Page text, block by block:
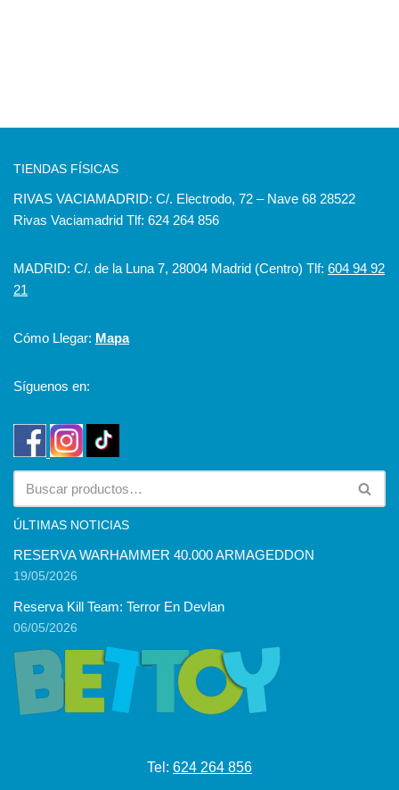
TIENDAS FÍSICAS
RIVAS VACIAMADRID: C/. Electrodo, 72 – Nave 68 28522
Rivas Vaciamadrid Tlf: 624 264 856
MADRID: C/. de la Luna 7, 28004 Madrid (Centro) Tlf: 604 94 92
21
Cómo Llegar: Mapa
Síguenos en:
ÚLTIMAS NOTICIAS
RESERVA WARHAMMER 40.000 ARMAGEDDON
19/05/2026
Reserva Kill Team: Terror En Devlan
06/05/2026
Tel: 624 264 856